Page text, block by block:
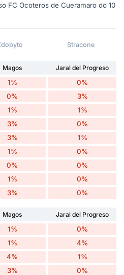
FC Ocoteros de Cueramaro do 10
Stracone
Magos
Jaral del Progreso
1% 0%
0% 3%
1% 1%
3% 0%
3% 1%
1% 0%
0% 0%
1% 0%
3% 0%
Magos
Jaral del Progreso
1% 0%
1% 4%
4% 1%
3% 0%